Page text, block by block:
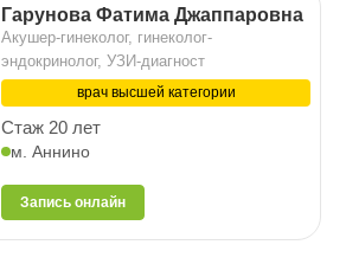
Гарунова Фатима Джаппаровна
Акушер-гинеколог, гинеколог-
эндокринолог, УЗИ-диагност
врач высшей категории
Стаж 20 лет
м. Аннино
Запись онлайн